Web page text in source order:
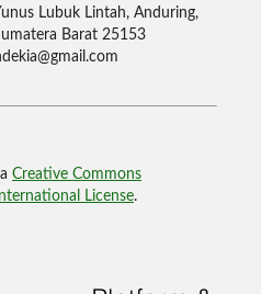
Lubuk Lintah, Anduring,
Barat 25153
Creative Commons
License.